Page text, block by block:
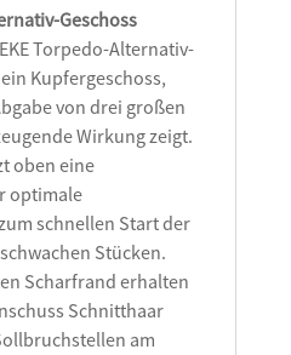
Geschoss
Torpedo-Alternativ-
Kupfergeschoss,
von drei großen
Wirkung zeigt.
oben eine
optimale
schnellen Start der
Stücken.
Scharfrand erhalten
Schnitthaar
am